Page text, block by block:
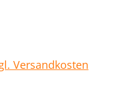
Versandkosten